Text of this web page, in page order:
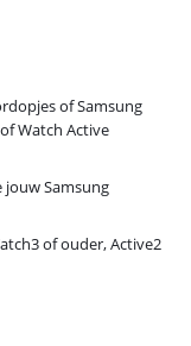
of Samsung
Watch Active
jouw Samsung
of ouder, Active2